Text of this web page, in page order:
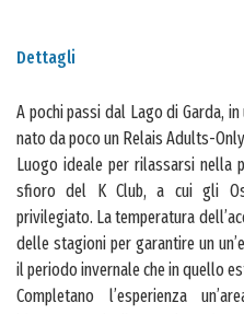
Dettagli
A pochi passi dal Lago di Garda,
nato da poco un Relais Adults-
Luogo ideale per rilassarsi nella
sfioro del K Club, a cui gli
privilegiato. La temperatura
delle stagioni per garantire un
il periodo invernale che in quello
Completano l’esperienza